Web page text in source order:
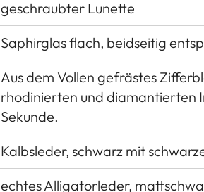
geschraubter Lunette
Saphirglas flach, beidseitig
Aus dem Vollen gefrästes
rhodinierten und diamantierten
Sekunde.
Kalbsleder, schwarz mit
echtes Alligatorleder,